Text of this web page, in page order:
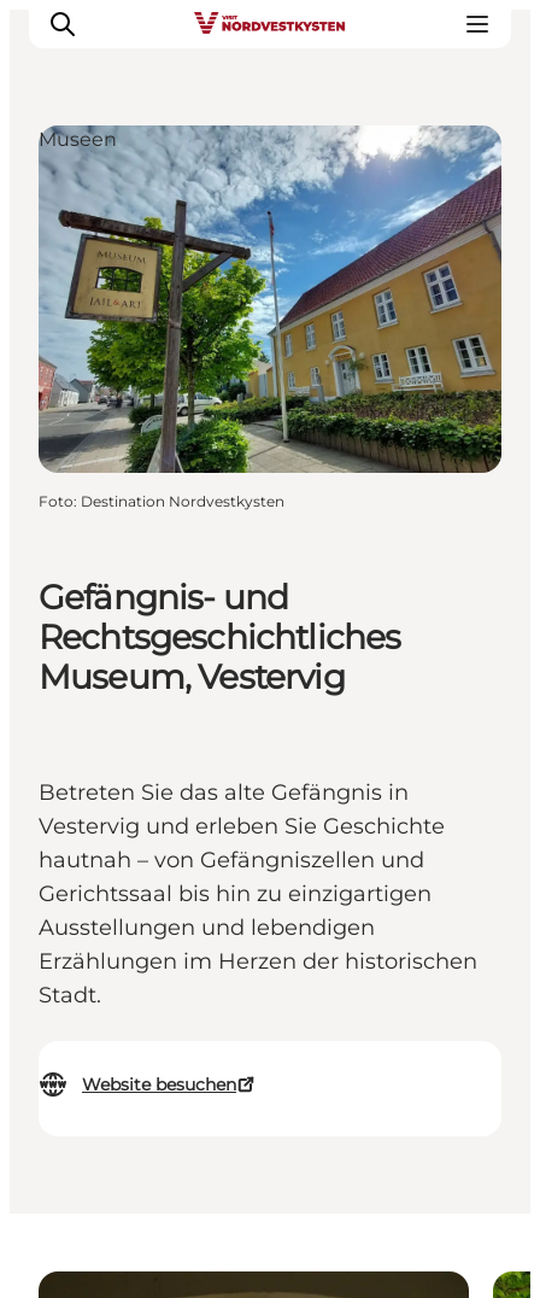
Urlaubsorte
Inspiration
Events
Unterkunft
Mach deine Urlaubsplanung
Gefängnis- und
Rechtsgeschichtliches
Museum, Vestervig
Betreten Sie das alte Gefängnis in
Vestervig und erleben Sie Geschichte
hautnah – von Gefängniszellen und
Gerichtssaal bis hin zu einzigartigen
Ausstellungen und lebendigen
Erzählungen im Herzen der historischen
Stadt.
Website besuchen
Museen
Foto: Destination Nordvestkysten